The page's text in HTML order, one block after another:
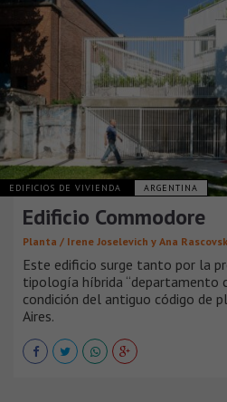
EDIFICIOS DE VIVIENDA ARGENTINA
Edificio Commodore
Planta / Irene Joselevich y Ana
Este edificio surge tanto por la
tipología híbrida “departamento
condición del antiguo código de
Aires.